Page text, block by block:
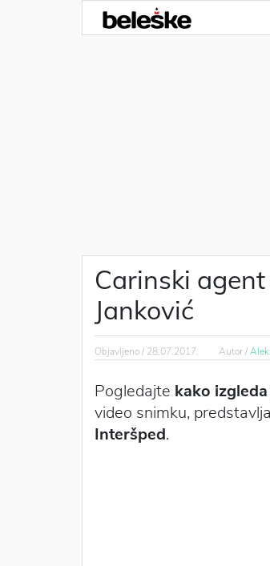
Carinski
Janković
Objavljeno / 28.07.2017. Autor /
Pogledajte kako
video snimku, predstavlja
Interšped.